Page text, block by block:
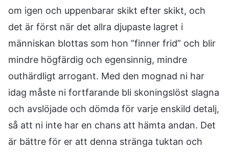
om igen och uppenbarar skikt efter skikt, och
det är först när det allra djupaste lagret i
människan blottas som hon ”finner frid” och blir
mindre högfärdig och egensinnig, mindre
outhärdligt arrogant. Med den mognad ni har
idag måste ni fortfarande bli skoningslöst slagna
och avslöjade och dömda för varje enskild detalj,
så att ni inte har en chans att hämta andan. Det
är bättre för er att denna stränga tuktan och